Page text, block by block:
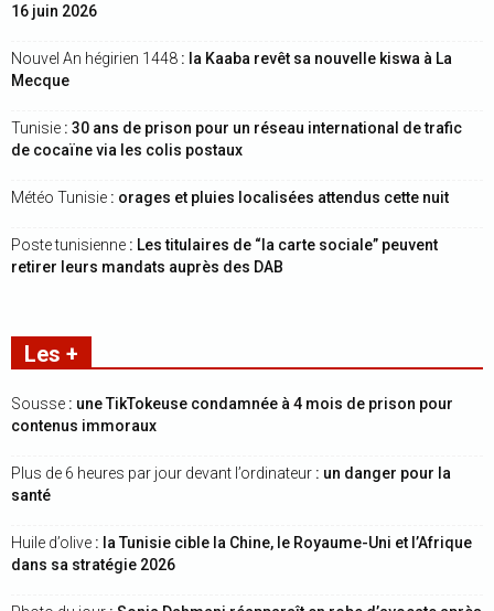
16 juin 2026
Nouvel An hégirien 1448 : la Kaaba revêt sa nouvelle kiswa à La
Mecque
Tunisie : 30 ans de prison pour un réseau international de trafic
de cocaïne via les colis postaux
Météo Tunisie : orages et pluies localisées attendus cette nuit
Poste tunisienne : Les titulaires de “la carte sociale” peuvent
retirer leurs mandats auprès des DAB
Les +
Sousse : une TikTokeuse condamnée à 4 mois de prison pour
contenus immoraux
Plus de 6 heures par jour devant l’ordinateur : un danger pour la
santé
Huile d’olive : la Tunisie cible la Chine, le Royaume-Uni et l’Afrique
dans sa stratégie 2026